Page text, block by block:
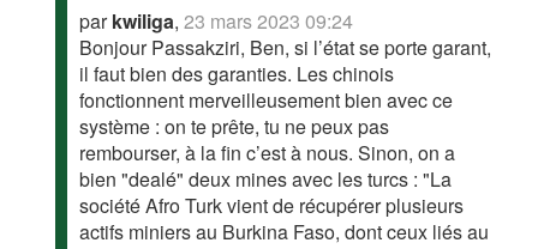
parkwiliga,23 mars 2023 09:24
Bonjour Passakziri, Ben, si l’état se porte garant,
il faut bien des garanties. Les chinois
fonctionnent merveilleusement bien avec ce
système : on te prête, tu ne peux pas
rembourser, à la fin c’est à nous. Sinon, on a
bien "dealé" deux mines avec les turcs : "La
société Afro Turk vient de récupérer plusieurs
actifs miniers au Burkina Faso, dont ceux liés au